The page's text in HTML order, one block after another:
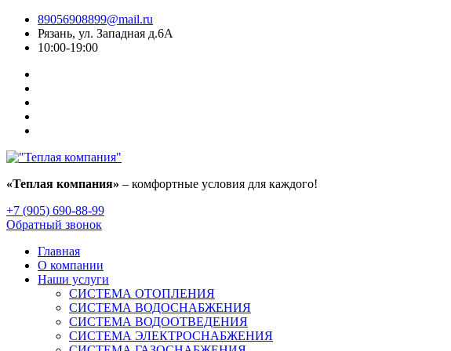
89056908899@mail.ru
Рязань, ул. Западная д.6А
10:00-19:00
«Теплая компания» – комфортные условия для каждого!
+7 (905) 690-88-99
Обратный звонок
Главная
О компании
Наши услуги
СИСТЕМА ОТОПЛЕНИЯ
СИСТЕМА ВОДОСНАБЖЕНИЯ
СИСТЕМА ВОДООТВЕДЕНИЯ
СИСТЕМА ЭЛЕКТРОСНАБЖЕНИЯ